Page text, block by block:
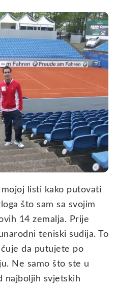
listi kako putovati
što sam sa svojim
14 zemalja. Prije
teniski sudija. To
da putujete po
Ne samo što ste u
najboljih svjetskih